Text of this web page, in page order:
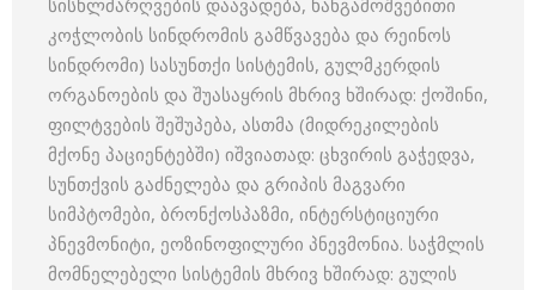
სისხლძარღვების დაავადება, ხანგამოშვებითი
კოჭლობის სინდრომის გამწვავება და რეინოს
სინდრომი) სასუნთქი სისტემის, გულმკერდის
ორგანოების და შუასაყრის მხრივ ხშირად: ქოშინი,
ფილტვების შეშუპება, ასთმა (მიდრეკილების
მქონე პაციენტებში) იშვიათად: ცხვირის გაჭედვა,
სუნთქვის გაძნელება და გრიპის მაგვარი
სიმპტომები, ბრონქოსპაზმი, ინტერსტიციური
პნევმონიტი, ეოზინოფილური პნევმონია. საჭმლის
მომნელებელი სისტემის მხრივ ხშირად: გულის